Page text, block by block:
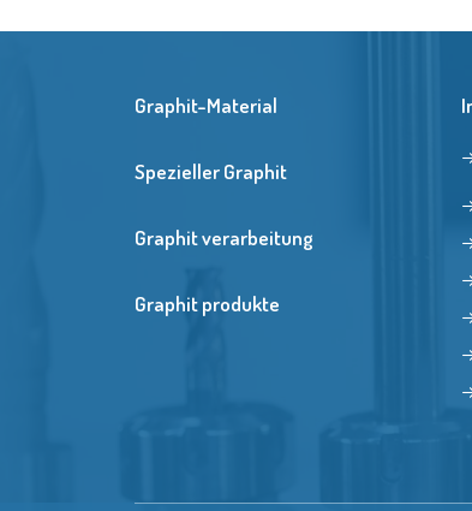
Graphit-Material
Spezieller Graphit
Graphit verarbeitung
Graphit produkte